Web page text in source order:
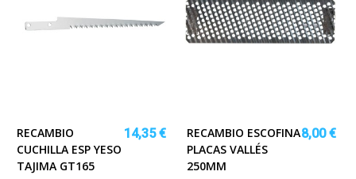
RECAMBIO
CUCHILLA ESP YESO
TAJIMA GT165
14,35 €
RECAMBIO ESCOFINA
PLACAS VALLÉS
250MM
8,00 €